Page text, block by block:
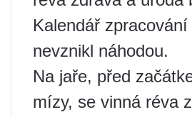
Kalendář zpracování
nevznikl náhodou.
Na jaře, před
mízy, se vinná réva